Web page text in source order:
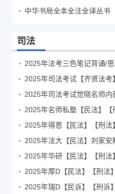
中华书局全本全注全译丛书
司法
2025年司法考试【齐贤法考
2025年司法考试觉晓名师内
2025年得恩【民法】【刑法
2025年法大【民法】刘家安
2025年华研【民法】【刑法
2025年厚D【民法】【刑法